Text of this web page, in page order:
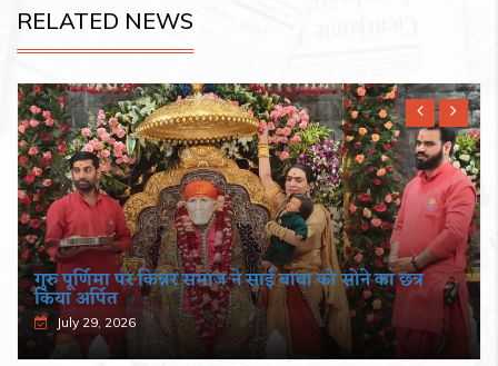
RELATED NEWS
गुरु पूर्णिमा पर किन्नर समाज ने साईं बाबा को सोने का छत्र
किया अर्पित
July 29, 2026